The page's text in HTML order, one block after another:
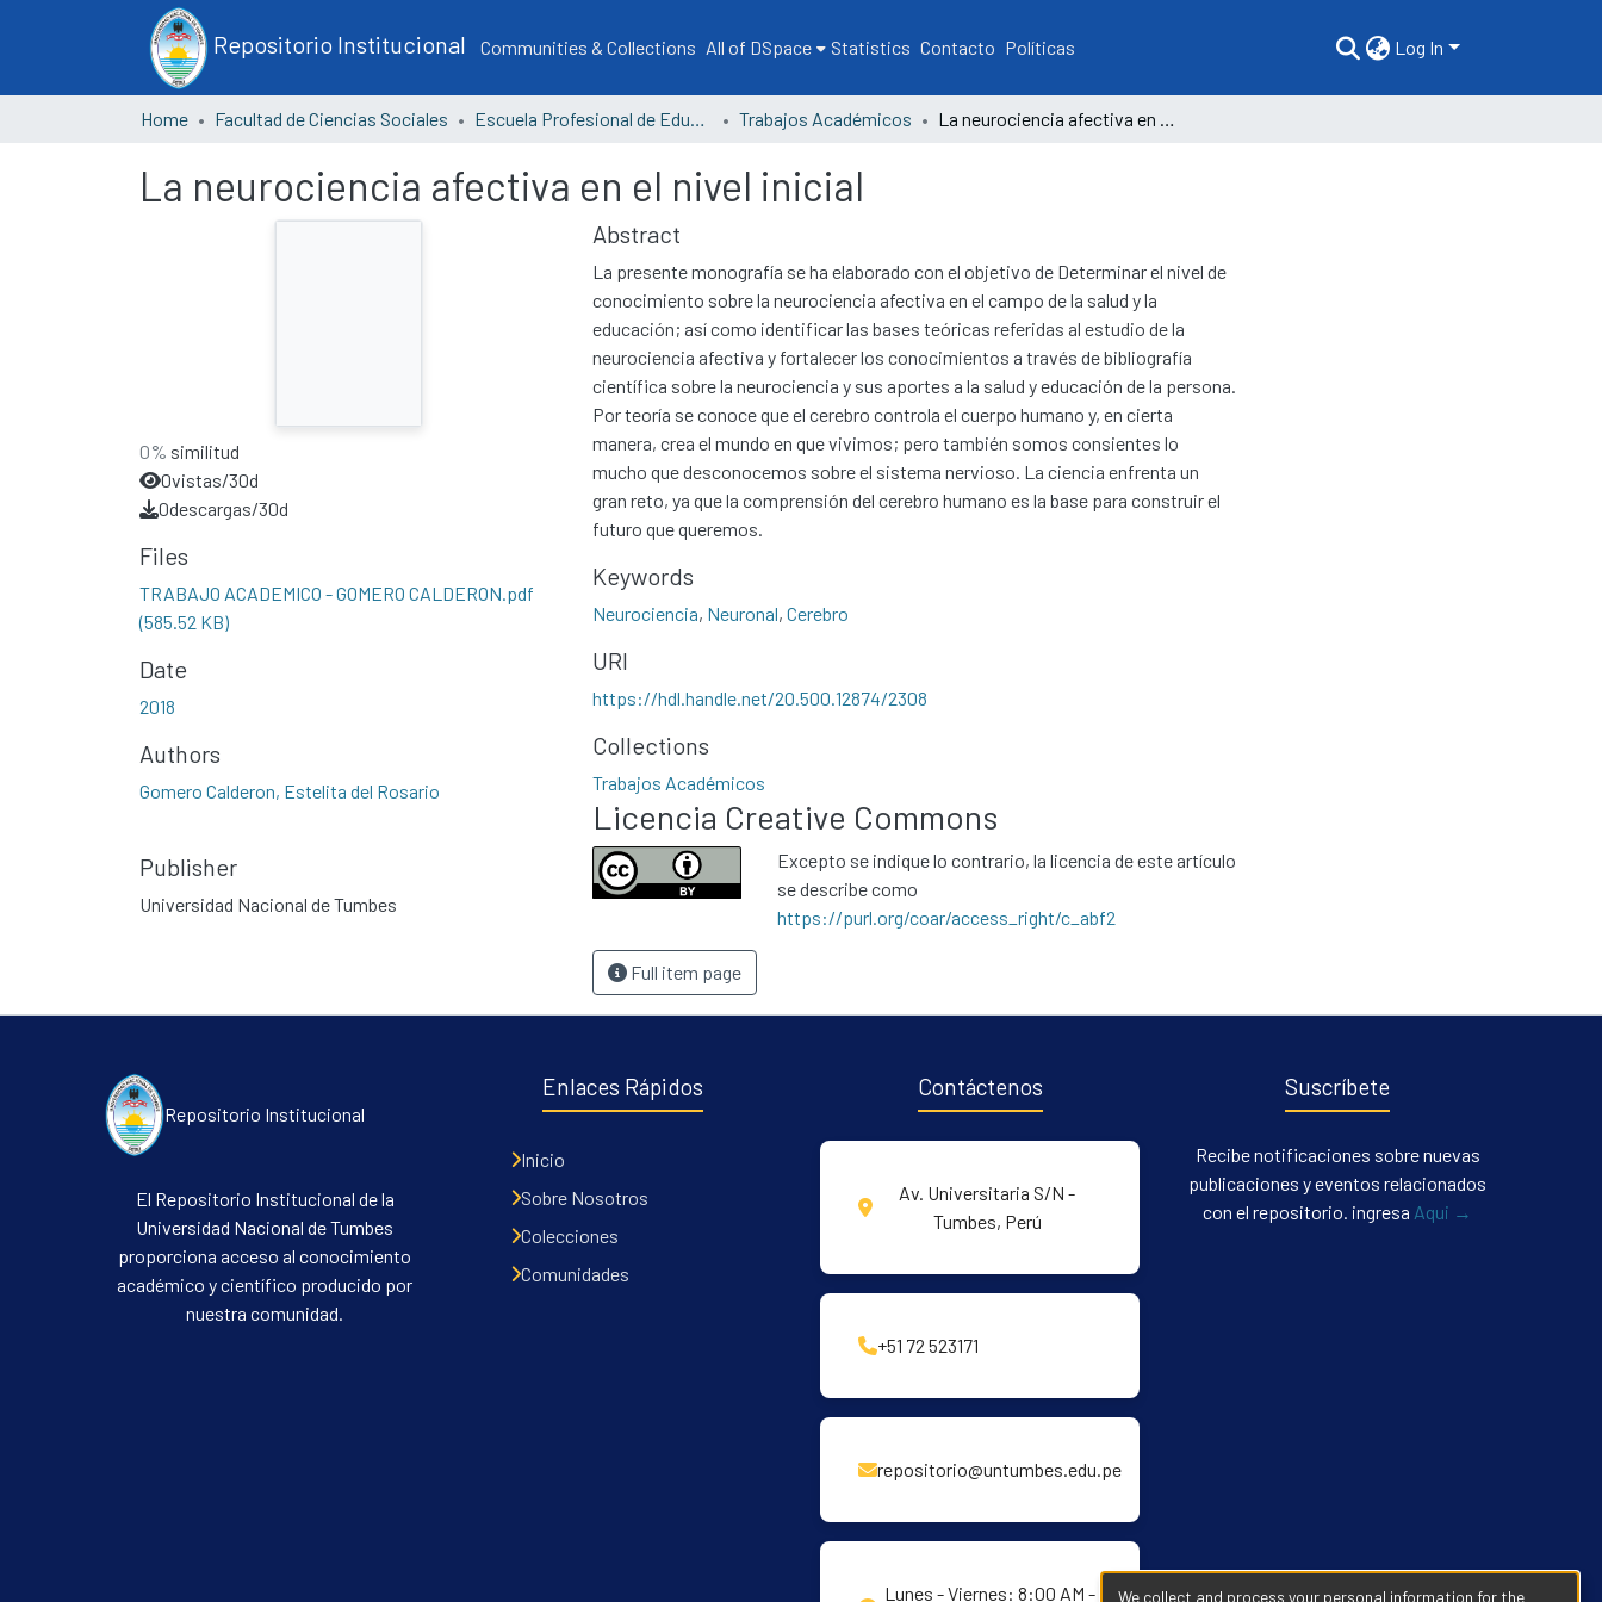
Repositorio Institucional Communities & Collections All of DSpace Statistics Contacto Políticas Log In
Home Facultad de Ciencias Sociales Escuela Profesional de Educación Trabajos Académicos La neurociencia afectiva en el nivel inicial
La neurociencia afectiva en el nivel inicial
0% similitud
0vistas/30d
0descargas/30d
Files
TRABAJO ACADEMICO - GOMERO CALDERON.pdf
(585.52 KB)
Date
2018
Authors
Gomero Calderon, Estelita del Rosario
Publisher
Universidad Nacional de Tumbes
Abstract
La presente monografía se ha elaborado con el objetivo de Determinar el nivel de
conocimiento sobre la neurociencia afectiva en el campo de la salud y la
educación; así como identificar las bases teóricas referidas al estudio de la
neurociencia afectiva y fortalecer los conocimientos a través de bibliografía
científica sobre la neurociencia y sus aportes a la salud y educación de la persona.
Por teoría se conoce que el cerebro controla el cuerpo humano y, en cierta
manera, crea el mundo en que vivimos; pero también somos consientes lo
mucho que desconocemos sobre el sistema nervioso. La ciencia enfrenta un
gran reto, ya que la comprensión del cerebro humano es la base para construir el
futuro que queremos.
Keywords
Neurociencia, Neuronal, Cerebro
URI
https://hdl.handle.net/20.500.12874/2308
Collections
Trabajos Académicos
Licencia Creative Commons
Excepto se indique lo contrario, la licencia de este artículo
se describe como
https://purl.org/coar/access_right/c_abf2
Full item page
Repositorio Institucional
El Repositorio Institucional de la
Universidad Nacional de Tumbes
proporciona acceso al conocimiento
académico y científico producido por
nuestra comunidad.
Enlaces Rápidos
Inicio
Sobre Nosotros
Colecciones
Comunidades
Contáctenos
Av. Universitaria S/N -
Tumbes, Perú
+51 72 523171
repositorio@untumbes.edu.pe
Lunes - Viernes: 8:00 AM -
Suscríbete
Recibe notificaciones sobre nuevas
publicaciones y eventos relacionados
con el repositorio. ingresa Aqui →
We collect and process your personal information for the